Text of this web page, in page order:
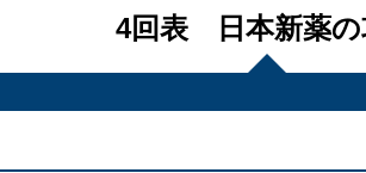
4回表 日本新薬の